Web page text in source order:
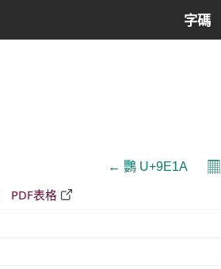
字碼
← 鸚 U+9E1A 𝄜
PDF表格